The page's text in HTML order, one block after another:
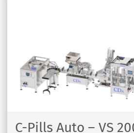
C-Pills Auto – VS